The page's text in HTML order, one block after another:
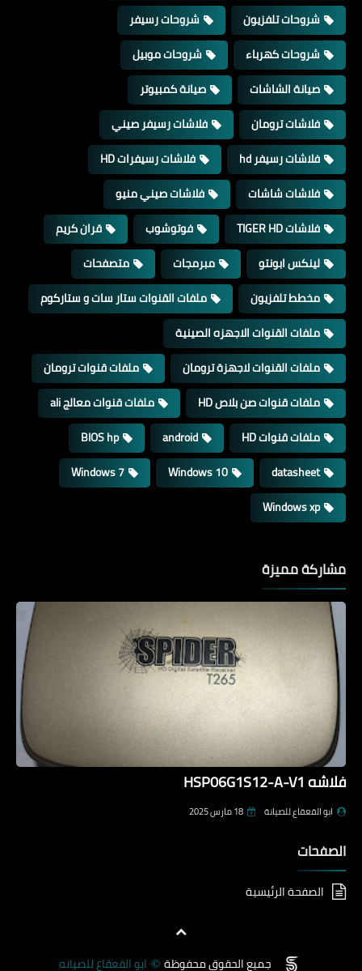
شروحات تلفزيون
شروحات رسيفر
شروحات كهرباء
شروحات موبيل
صيانة الشاشات
صيانة كمبيوتر
فلاشات ترومان
فلاشات رسيفر صيني
فلاشات رسيفر hd
فلاشات رسيفرات HD
فلاشات شاشات
فلاشات صيني منيو
فلاشات TIGER HD
فوتوشوب
قران كريم
لينكس ابونتو
مبرمجات
متصفحات
مخطط تلفزيون
ملفات القنوات ستار سات و ستاركوم
ملفات القنوات الاجهزه الصينية
ملفات القنوات لاجهزة ترومان
ملفات قنوات ترومان
ملفات قنوات صن بلاص HD
ملفات قنوات معالج ali
ملفات قنوات HD
android
BIOS hp
datasheet
Windows 10
Windows 7
Windows xp
مشاركة مميزة
فلاشه HSP06G1S12-A-V1
ابو القعقاع للصيانة 18 مارس 2025
الصفحات
الصفحة الرئيسية
جميع الحقوق محفوظة © ابو القعقاع للصيانه